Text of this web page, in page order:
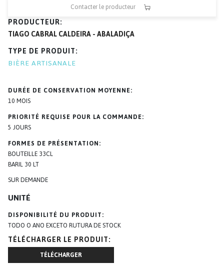
Contacter le producteur
PRODUCTEUR
TIAGO CABRAL CALDEIRA - ABALADIÇA
TYPE DE PRODUIT
BIÈRE ARTISANALE
DURÉE DE CONSERVATION MOYENNE
10 MOIS
PRIORITÉ REQUISE POUR LA COMMANDE
5 JOURS
FORMES DE PRÉSENTATION
BOUTEILLE 33CL
BARIL 30 LT
SUR DEMANDE
UNITÉ
DISPONIBILITÉ DU PRODUIT
TODO O ANO EXCETO RUTURA DE STOCK
TÉLÉCHARGER LE PRODUIT
TÉLÉCHARGER